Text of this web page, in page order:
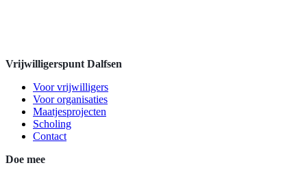
Vrijwilligerspunt Dalfsen
Voor vrijwilligers
Voor organisaties
Maatjesprojecten
Scholing
Contact
Doe mee